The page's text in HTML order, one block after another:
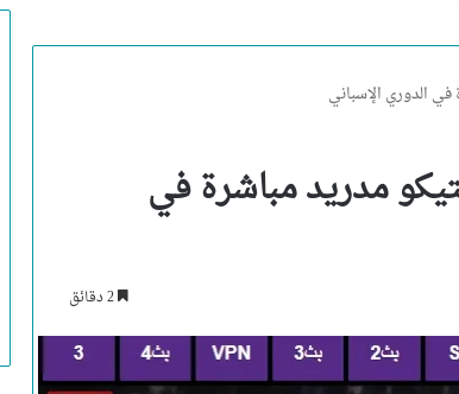
في الدوري الإسباني
مدريد مباشرة في